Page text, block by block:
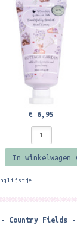
€ 6,95
In winkelwagen
- Country Fields -